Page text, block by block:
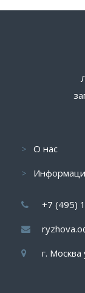
О нас
+7 (495)
г.